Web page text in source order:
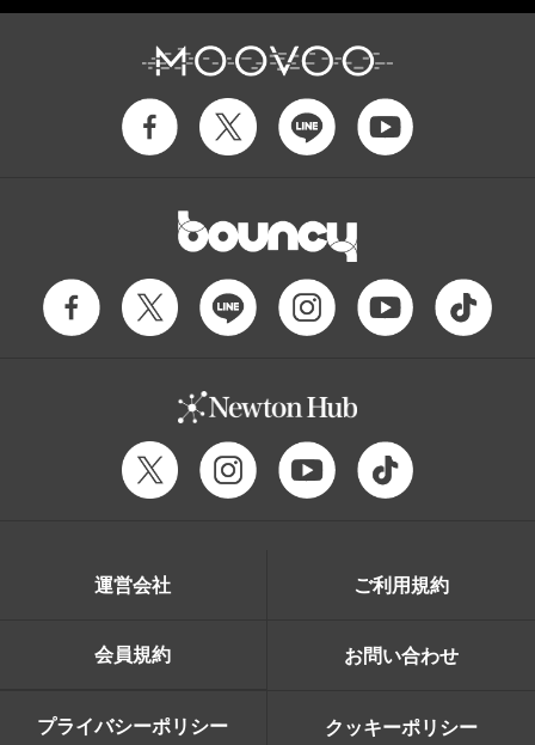
運営会社 ご利用規約
会員規約 お問い合わせ
プライバシーポリシー クッキーポリシー